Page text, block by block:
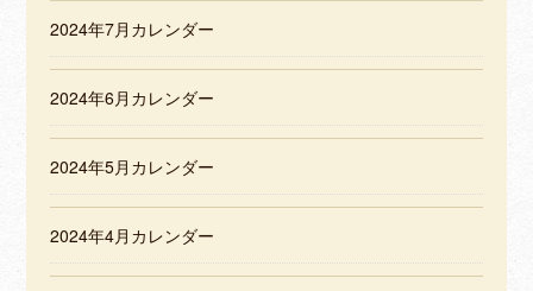
2024年7月カレンダー
2024年6月カレンダー
2024年5月カレンダー
2024年4月カレンダー